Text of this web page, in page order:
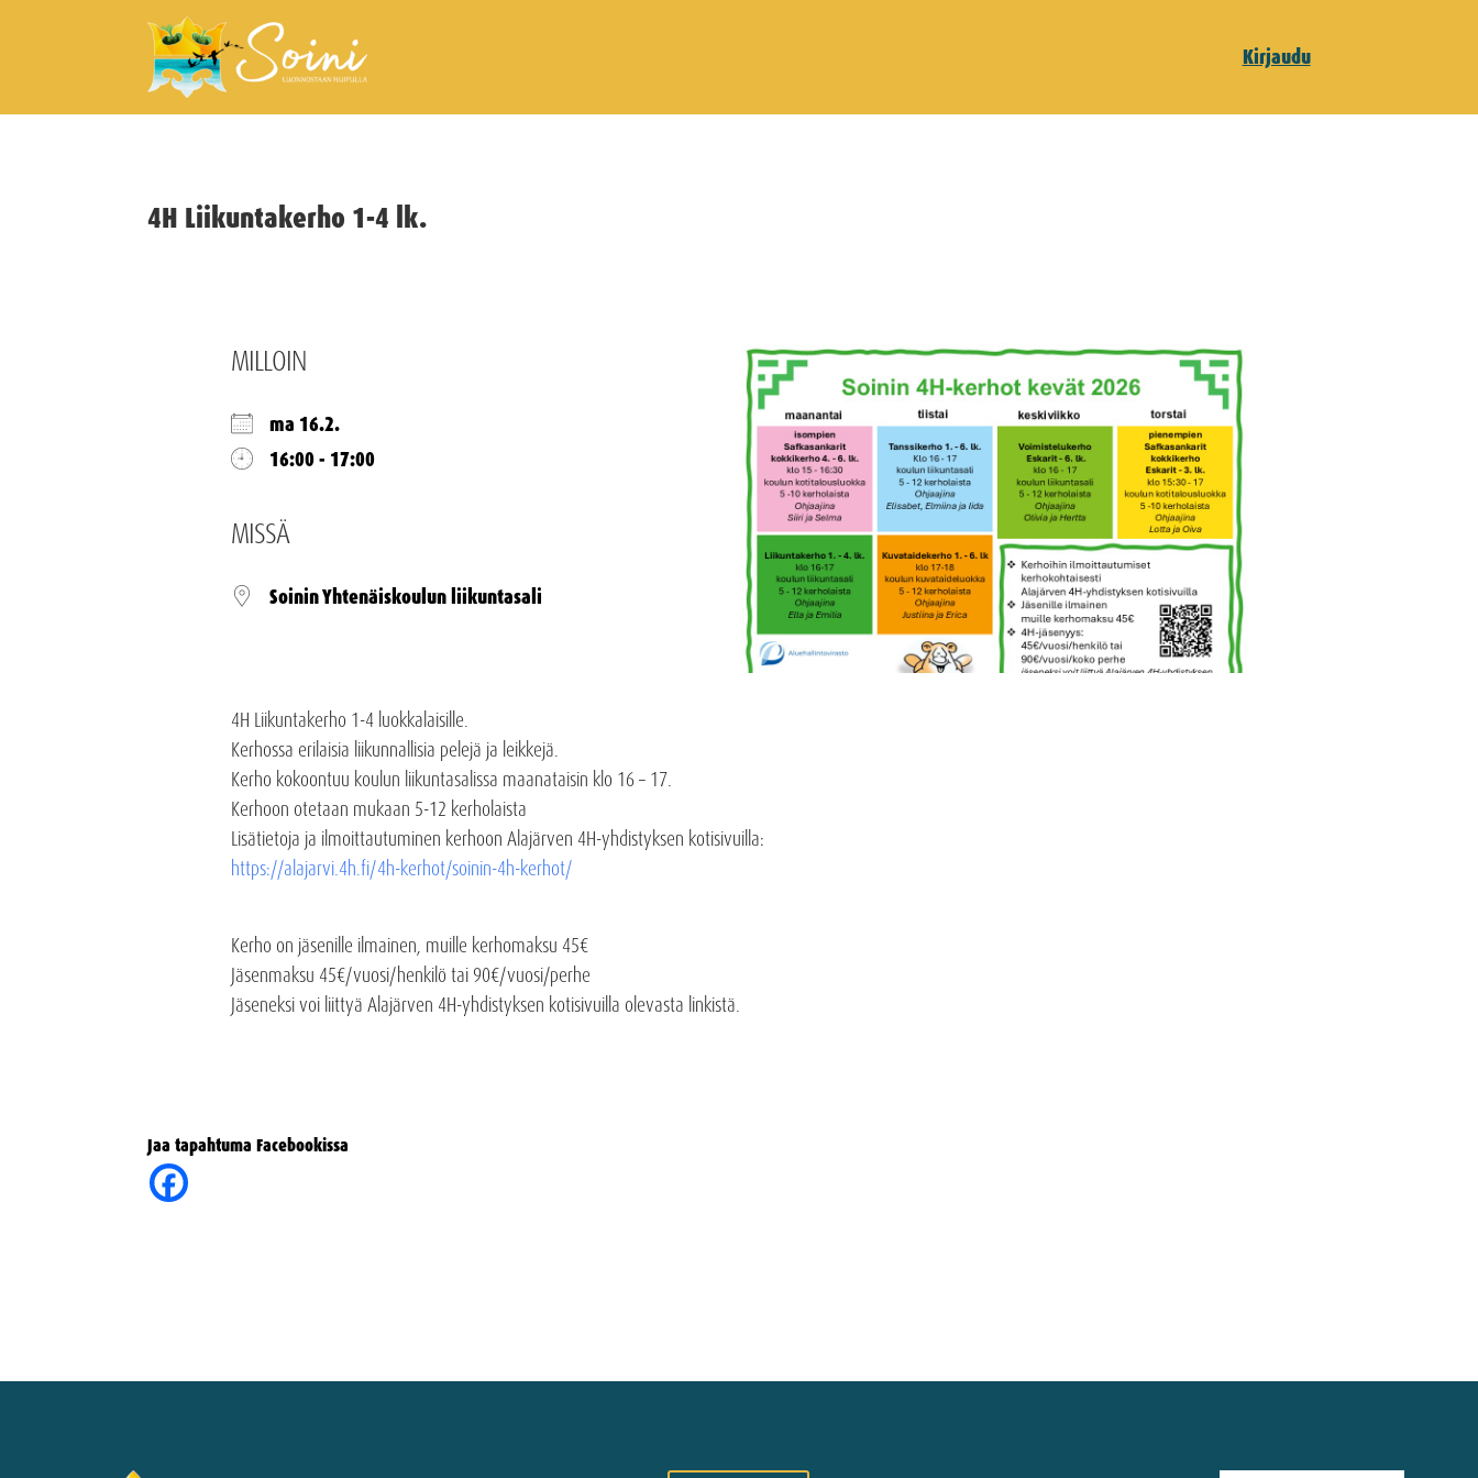
Kirjaudu
4H Liikuntakerho 1-4 lk.
MILLOIN
ma 16.2.
16:00 - 17:00
MISSÄ
Soinin Yhtenäiskoulun liikuntasali
4H Liikuntakerho 1-4 luokkalaisille.
Kerhossa erilaisia liikunnallisia pelejä ja leikkejä.
Kerho kokoontuu koulun liikuntasalissa maanataisin klo 16 – 17.
Kerhoon otetaan mukaan 5-12 kerholaista
Lisätietoja ja ilmoittautuminen kerhoon Alajärven 4H-yhdistyksen kotisivuilla:
https://alajarvi.4h.fi/4h-kerhot/soinin-4h-kerhot/
Kerho on jäsenille ilmainen, muille kerhomaksu 45€
Jäsenmaksu 45€/vuosi/henkilö tai 90€/vuosi/perhe
Jäseneksi voi liittyä Alajärven 4H-yhdistyksen kotisivuilla olevasta linkistä.
Jaa tapahtuma Facebookissa